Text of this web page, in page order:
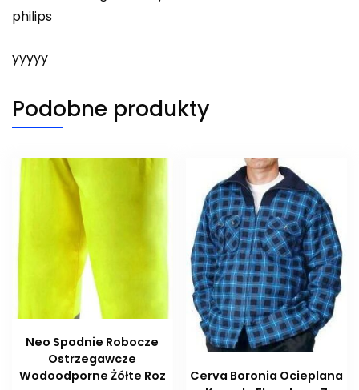
philips
yyyyy
Podobne produkty
Neo Spodnie Robocze
Ostrzegawcze
Wodoodporne Żółte Roz
Cerva Boronia Ocieplana